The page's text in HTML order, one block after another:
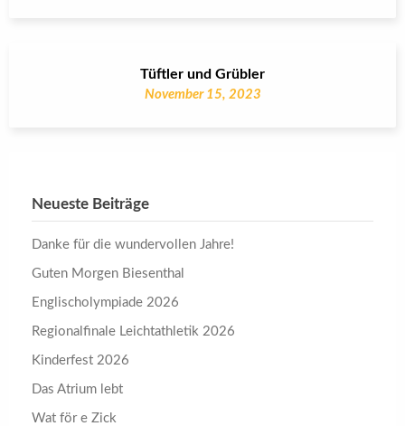
Tüftler und Grübler
November 15, 2023
Neueste Beiträge
Danke für die wundervollen Jahre!
Guten Morgen Biesenthal
Englischolympiade 2026
Regionalfinale Leichtathletik 2026
Kinderfest 2026
Das Atrium lebt
Wat för e Zick